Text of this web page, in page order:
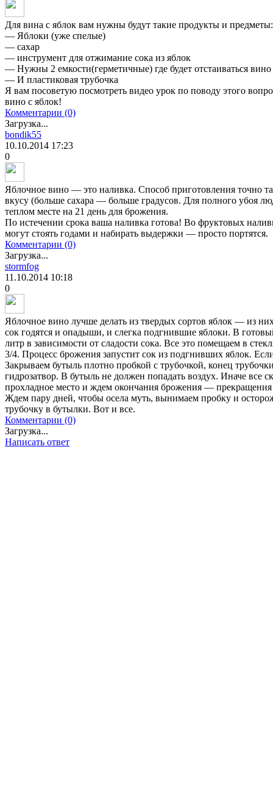
Для вина с яблок вам нужны будут такие продукты и предметы:
— Яблоки (уже спелые)
— сахар
— инструмент для отжимание сока из яблок
— Нужны 2 емкости(герметичные) где будет отстаиваться вино
— И пластиковая трубочка
Я вам посоветую посмотреть видео урок по поводу этого
вино с яблок!
Комментарии (0)
Загрузка...
bondik55
10.10.2014 17:23
0
Яблочное вино — это наливка. Способ приготовления точно
вкусу (больше сахара — больше градусов. Для полного убоя
теплом месте на 21 день для брожения.
По истечении срока ваша наливка готова! Во фруктовых
могут стоять годами и набирать выдержки — просто портятся.
Комментарии (0)
Загрузка...
stormfog
11.10.2014 10:18
0
Яблочное вино лучше делать из твердых сортов яблок — из
сок годятся и опадыши, и слегка подгнившие яблоки. В
литр в зависимости от сладости сока. Все это помещаем в
3/4. Процесс брожения запустит сок из подгнивших яблок.
Закрываем бутыль плотно пробкой с трубочкой, конец
гидрозатвор. В бутыль не должен попадать воздух. Иначе все
прохладное место и ждем окончания брожения — прекращения
Ждем пару дней, чтобы осела муть, вынимаем пробку и
трубочку в бутылки. Вот и все.
Комментарии (0)
Загрузка...
Написать ответ